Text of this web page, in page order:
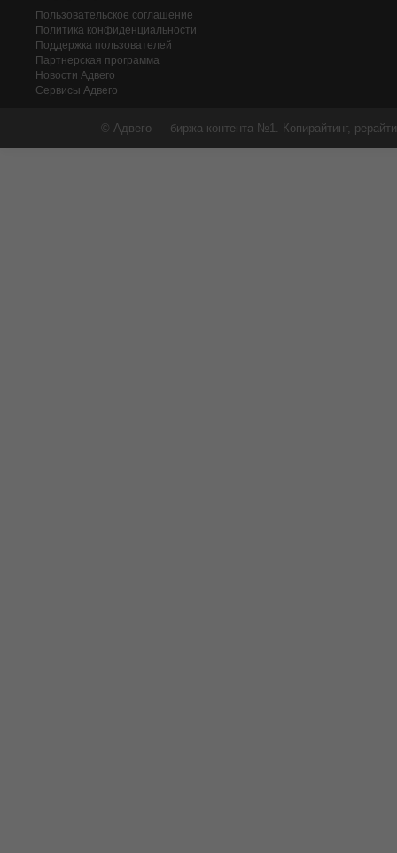
Пользовательское соглашение
Политика конфиденциальности
Поддержка пользователей
Партнерская программа
Новости Адвего
Сервисы Адвего
© Адвего — биржа контента №1. Копирайтинг,